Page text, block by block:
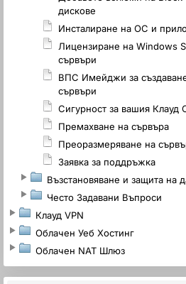
дискове
Инсталиране на ОС и
Лицензиране на Windows
сървъри
ВПС Имейджи за
сървъри
Сигурност за вашия Клауд
Премахване на сървъра
Преоразмеряване на
Заявка за поддръжка
Възстановяване и защита на
Често Задавани Въпроси
Клауд VPN
Облачен Уеб Хостинг
Облачен NAT Шлюз